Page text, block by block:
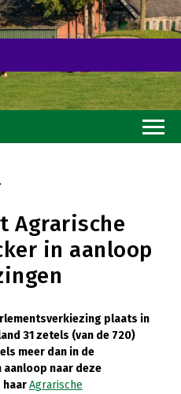
Agrarische
in aanloop
plaats in
31 zetels (van de 720)
meer dan in de
naar deze
haarAgrarische